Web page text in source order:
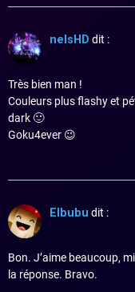
nelsHD dit :
Très bien man !
Couleurs plus flashy et
dark 🙂
Goku4ever 😉
Elbubu dit :
Bon. J’aime beaucoup,
la réponse. Bravo.